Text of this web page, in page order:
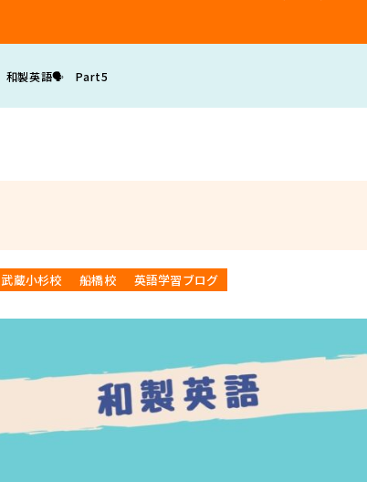
和製英語🗣 Part5
武蔵小杉校 船橋校 英語学習ブログ